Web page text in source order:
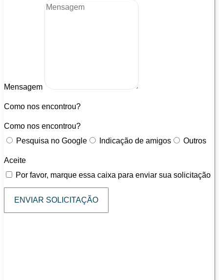
Mensagem
Como nos encontrou?
Como nos encontrou?
Pesquisa no Google
Indicação de amigos Outros
Aceite
Por favor, marque essa caixa para enviar sua solicitação
ENVIAR SOLICITAÇÃO